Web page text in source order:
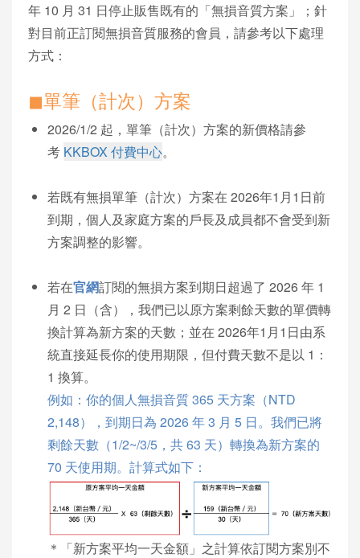
年 10 月 31 日停止販售既有的「無損音質方案」；針
對目前正訂閱無損音質服務的會員，請參考以下處理
方式：
◼︎單筆（計次）方案
2026/1/2 起，單筆（計次）方案的新價格請參
考 KKBOX 付費中心。
若既有無損單筆（計次）方案在 2026年1月1日前
到期，個人及家庭方案的戶長及成員都不會受到新
方案調整的影響。
若在官網訂閱的無損方案到期日超過了 2026 年 1
月 2 日（含），我們已以原方案剩餘天數的單價轉
換計算為新方案的天數；並在 2026年1月1日由系
統直接延長你的使用期限，但付費天數不是以 1：
1 換算。
例如：你的個人無損音質 365 天方案（NTD
2,148），到期日為 2026 年 3 月 5 日。我們已將
剩餘天數（1/2~/3/5，共 63 天）轉換為新方案的
70 天使用期。計算式如下：
＊「新方案平均一天金額」之計算依訂閱方案別不